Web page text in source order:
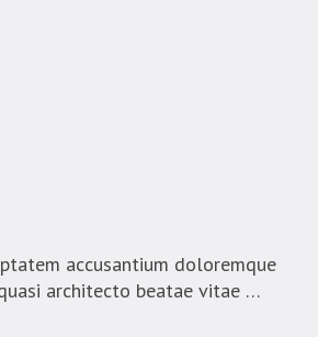
accusantium doloremque
architecto beatae vitae …